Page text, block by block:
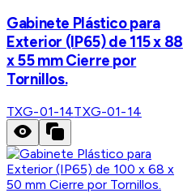
Gabinete Plástico para
Exterior (IP65) de 115 x 88
x 55 mm Cierre por
Tornillos.
TXG-01-14TXG-01-14